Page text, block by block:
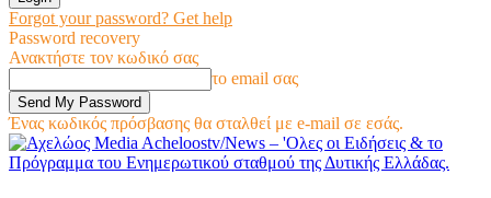
Forgot your password? Get help
Password recovery
Ανακτήστε τον κωδικό σας
το email σας
Ένας κωδικός πρόσβασης θα σταλθεί με e-mail σε εσάς.
Acheloostv/News – 'Ολες οι Ειδήσεις & το
Πρόγραμμα του Ενημερωτικού σταθμού της Δυτικής Ελλάδας.